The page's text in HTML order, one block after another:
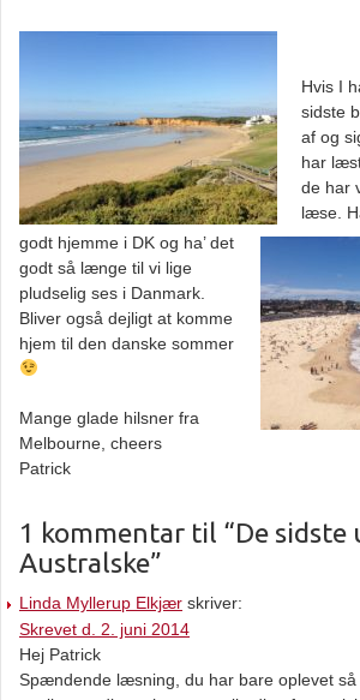
Hvis I
sidste
af og
har
de har
læse.
godt hjemme i DK og ha’ det
godt så længe til vi lige
pludselig ses i Danmark.
Bliver også dejligt at komme
hjem til den danske sommer
Mange glade hilsner fra
Melbourne, cheers
Patrick
1 kommentar til “De sidste
Australske”
Linda Myllerup Elkjær skriver:
Skrevet d. 2. juni 2014
Hej Patrick
Spændende læsning, du har bare oplevet